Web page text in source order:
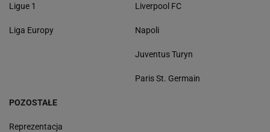
Ligue 1
Liga Europy
Liverpool FC
Napoli
Juventus Turyn
Paris St. Germain
POZOSTAŁE
Reprezentacja